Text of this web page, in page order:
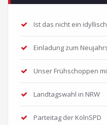
Ist das nicht ein
Einladung zum
Unser Frühschoppen
Landtagswahl in NRW
Parteitag der KölnSPD